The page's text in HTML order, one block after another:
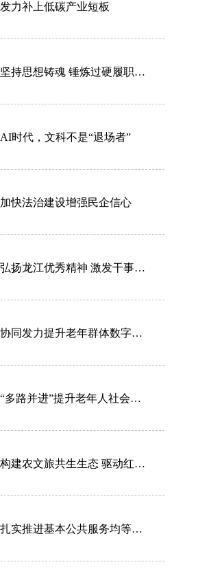
发力补上低碳产业短板
坚持思想铸魂 锤炼过硬履职本领
AI时代，文科不是“退场者”
加快法治建设增强民企信心
弘扬龙江优秀精神 激发干事创业热情
协同发力提升老年群体数字素养
“多路并进”提升老年人社会参与质量
构建农文旅共生生态 驱动红色村落转型升级
扎实推进基本公共服务均等化多维关系平衡